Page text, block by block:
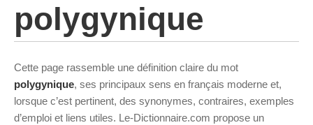
polygynique
Cette page rassemble une définition claire du mot
polygynique, ses principaux sens en français moderne et,
lorsque c’est pertinent, des synonymes, contraires, exemples
d’emploi et liens utiles. Le-Dictionnaire.com propose un